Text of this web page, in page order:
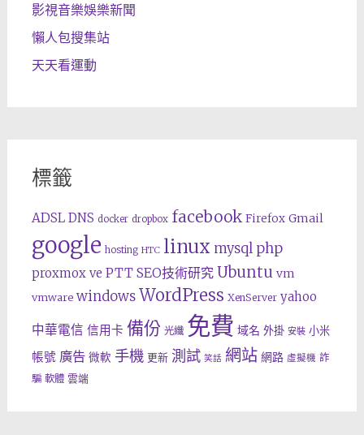
影視音樂娛樂新聞
懶人包搜集站
天天看運動
標籤
ADSL DNS docker dropbox facebook Firefox Gmail
google hosting HTC linux mysql php
proxmox ve PTT SEO技術研究 Ubuntu vm
vmware windows WordPress XenServer yahoo
中華電信 信用卡 備份 光纖 免費 域名 外掛 安裝 小米
帳號 廣告 微軟 手機 更新 測試 笑話 網站 網路 虛擬機 詐
騙 軟體 雲端